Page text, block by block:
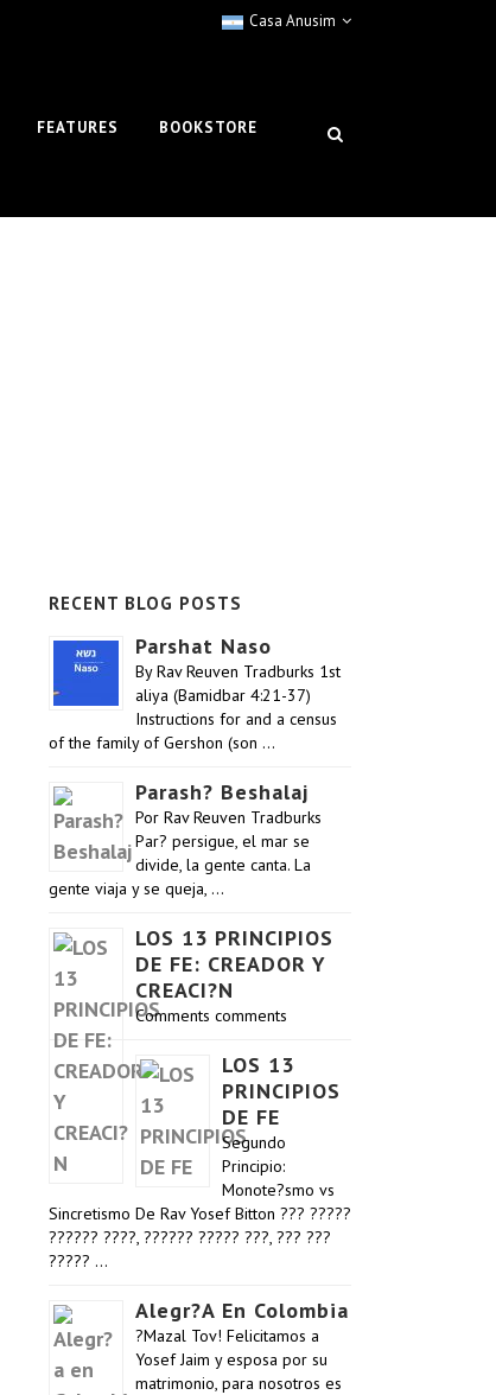
Casa Anusim
FEATURES BOOKSTORE
RECENT BLOG POSTS
Parshat Naso
By Rav Reuven Tradburks 1st
aliya (Bamidbar 4:21-37)
Instructions for and a census
of the family of Gershon (son …
Parash? Beshalaj
Por Rav Reuven Tradburks
Par? persigue, el mar se
divide, la gente canta. La
gente viaja y se queja, …
LOS 13 PRINCIPIOS
DE FE: CREADOR Y
CREACI?N
Comments comments
LOS 13
PRINCIPIOS
DE FE
Segundo
Principio:
Monote?smo vs
Sincretismo De Rav Yosef Bitton ??? ?????
?????? ????, ?????? ????? ???, ??? ???
????? …
Alegr?a En Colombia
?Mazal Tov! Felicitamos a
Yosef Jaim y esposa por su
matrimonio, para nosotros es